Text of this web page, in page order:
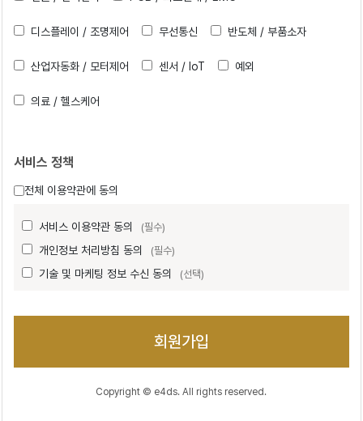
디스플레이 / 조명제어 무선통신 반도체 / 부품소자
산업자동화 / 모터제어 센서 / IoT 예외
의료 / 헬스케어
서비스 정책
전체 이용약관에 동의
서비스 이용약관 동의 (필수)
개인정보 처리방침 동의 (필수)
기술 및 마케팅 정보 수신 동의 (선택)
회원가입
Copyright © e4ds. All rights reserved.